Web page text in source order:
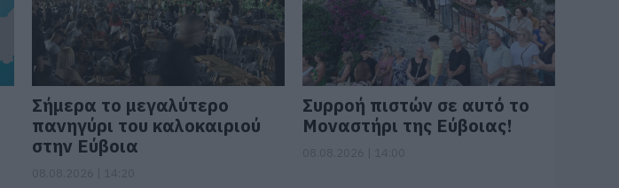
Σήμερα το μεγαλύτερο
πανηγύρι του καλοκαιριού
στην Εύβοια
Συρροή πιστών σε αυτό το
Μοναστήρι της Εύβοιας!